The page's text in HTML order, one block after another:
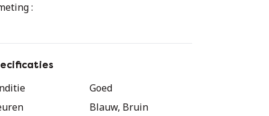
:
: 55 cm
: 37 cm
Goed
Blauw, Bruin